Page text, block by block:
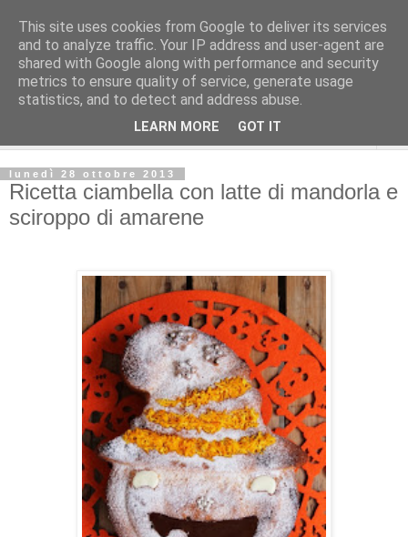
lunedì 28 ottobre 2013
Ricetta ciambella con latte di mandorla e
sciroppo di amarene
This site uses cookies from Google to deliver its services
and to analyze traffic. Your IP address and user-agent are
shared with Google along with performance and security
metrics to ensure quality of service, generate usage
statistics, and to detect and address abuse.
LEARN MORE GOT IT